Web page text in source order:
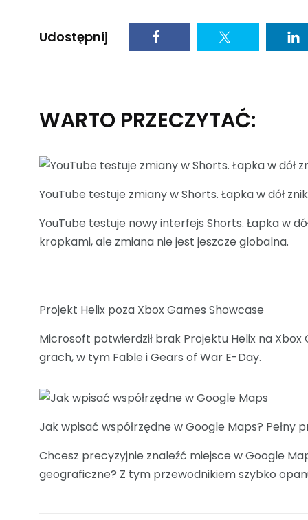
Udostępnij
WARTO PRZECZYTAĆ:
YouTube testuje zmiany w Shorts. Łapka w dół
YouTube testuje nowy interfejs Shorts. Łapka w
kropkami, ale zmiana nie jest jeszcze globalna.
Projekt Helix poza Xbox Games Showcase
Microsoft potwierdził brak Projektu Helix na
grach, w tym Fable i Gears of War E-Day.
Jak wpisać współrzędne w Google Maps? Pełny
Chcesz precyzyjnie znaleźć miejsce w Google
geograficzne? Z tym przewodnikiem szybko